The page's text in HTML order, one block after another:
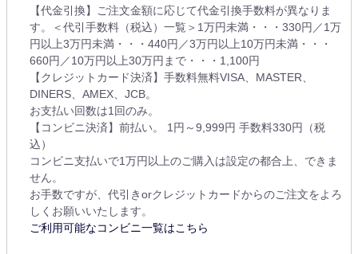
【代金引換】ご注文金額に応じて代金引換手数料が異なりま
す。＜代引手数料（税込）一覧＞1万円未満・・・330円／1万
円以上3万円未満・・・440円／3万円以上10万円未満・・・
660円／10万円以上30万円まで・・・1,100円
【クレジットカード決済】手数料無料VISA、MASTER、
DINERS、AMEX、JCB。
お支払い回数は1回のみ。
【コンビニ決済】前払い。 1円～9,999円 手数料330円（税
込）
コンビニ支払いで1万円以上のご購入は設定の都合上、できま
せん。
お手数ですが、代引きorクレジットカードからのご注文をよろ
しくお願いいたします。
ご利用可能なコンビニ一覧はこちら